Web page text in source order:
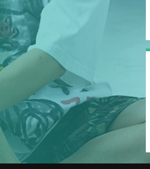
出演・取材や
・その他お問い合
連絡くだ